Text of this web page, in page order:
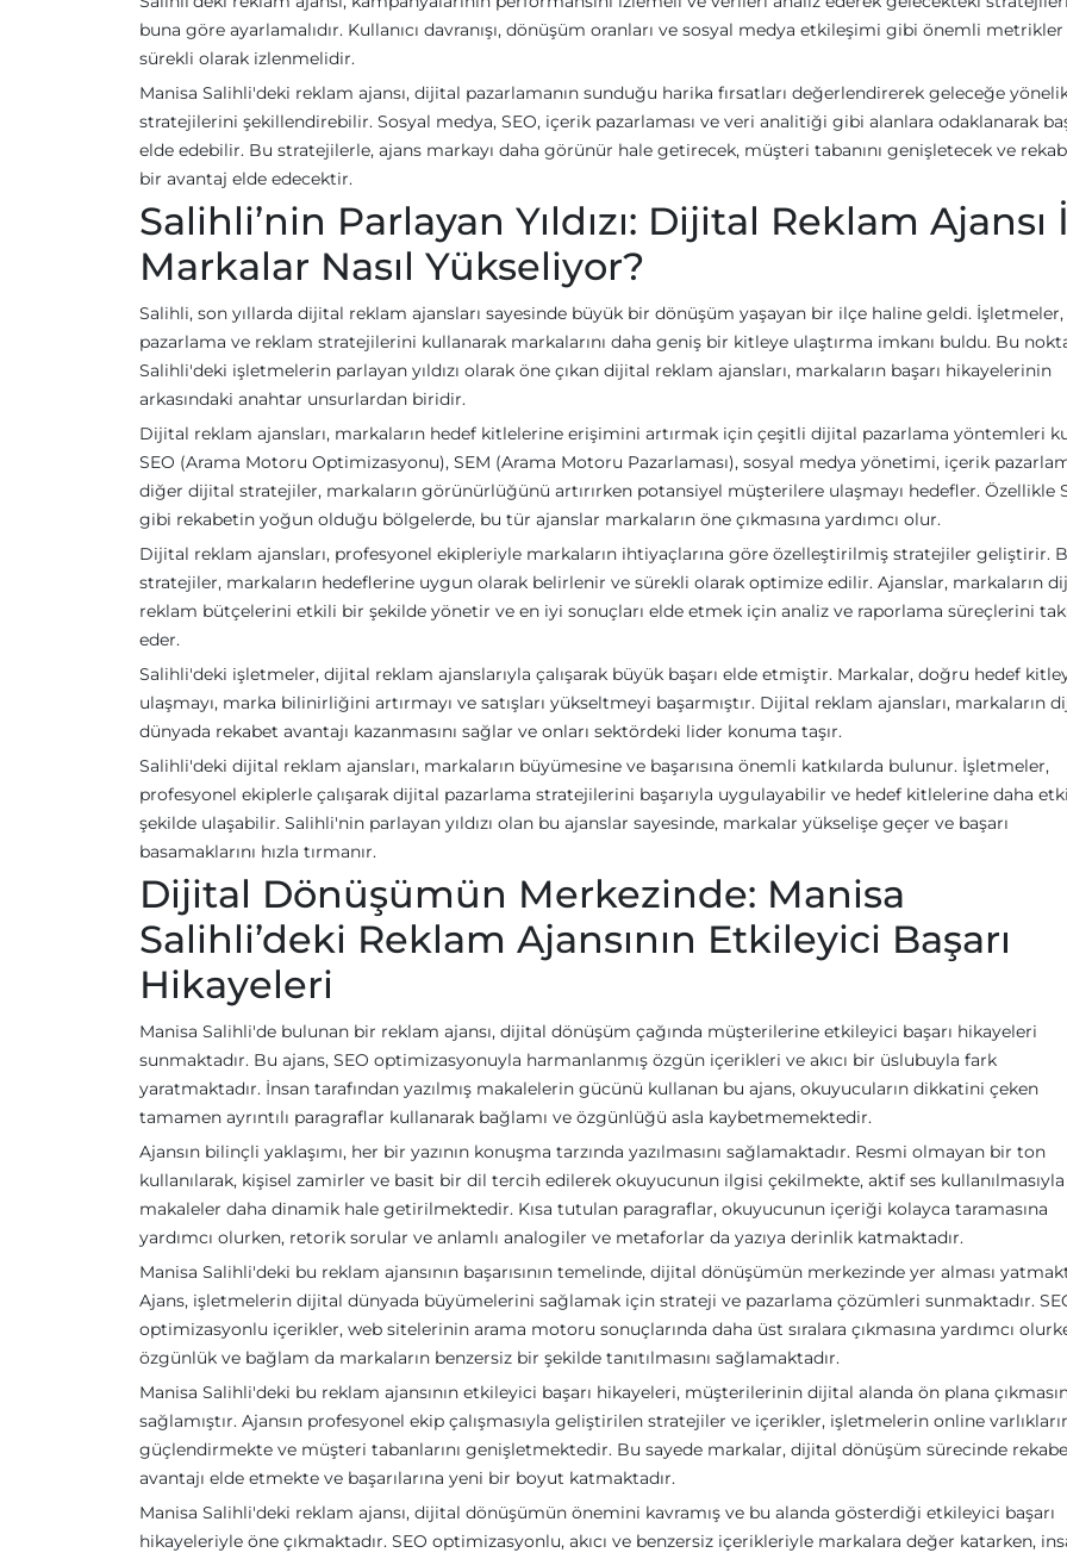
buna göre ayarlamalıdır. Kullanıcı davranışı, dönüşüm oranları ve sosyal medya etkileşimi gibi önemli metrikler
sürekli olarak izlenmelidir.
Manisa Salihli'deki reklam ajansı, dijital pazarlamanın sunduğu harika fırsatları değerlendirerek geleceğe
stratejilerini şekillendirebilir. Sosyal medya, SEO, içerik pazarlaması ve veri analitiği gibi alanlara odaklanarak
elde edebilir. Bu stratejilerle, ajans markayı daha görünür hale getirecek, müşteri tabanını genişletecek ve
bir avantaj elde edecektir.
Salihli’nin Parlayan Yıldızı: Dijital Reklam Ajansı
Markalar Nasıl Yükseliyor?
Salihli, son yıllarda dijital reklam ajansları sayesinde büyük bir dönüşüm yaşayan bir ilçe haline geldi.
pazarlama ve reklam stratejilerini kullanarak markalarını daha geniş bir kitleye ulaştırma imkanı buldu. Bu
Salihli'deki işletmelerin parlayan yıldızı olarak öne çıkan dijital reklam ajansları, markaların başarı hikayelerinin
arkasındaki anahtar unsurlardan biridir.
Dijital reklam ajansları, markaların hedef kitlelerine erişimini artırmak için çeşitli dijital pazarlama yöntemleri
SEO (Arama Motoru Optimizasyonu), SEM (Arama Motoru Pazarlaması), sosyal medya yönetimi, içerik
diğer dijital stratejiler, markaların görünürlüğünü artırırken potansiyel müşterilere ulaşmayı hedefler. Özellikle
gibi rekabetin yoğun olduğu bölgelerde, bu tür ajanslar markaların öne çıkmasına yardımcı olur.
Dijital reklam ajansları, profesyonel ekipleriyle markaların ihtiyaçlarına göre özelleştirilmiş stratejiler geliştirir.
stratejiler, markaların hedeflerine uygun olarak belirlenir ve sürekli olarak optimize edilir. Ajanslar, markaların
reklam bütçelerini etkili bir şekilde yönetir ve en iyi sonuçları elde etmek için analiz ve raporlama süreçlerini
eder.
Salihli'deki işletmeler, dijital reklam ajanslarıyla çalışarak büyük başarı elde etmiştir. Markalar, doğru hedef
ulaşmayı, marka bilinirliğini artırmayı ve satışları yükseltmeyi başarmıştır. Dijital reklam ajansları, markaların
dünyada rekabet avantajı kazanmasını sağlar ve onları sektördeki lider konuma taşır.
Salihli'deki dijital reklam ajansları, markaların büyümesine ve başarısına önemli katkılarda bulunur. İşletmeler,
profesyonel ekiplerle çalışarak dijital pazarlama stratejilerini başarıyla uygulayabilir ve hedef kitlelerine daha
şekilde ulaşabilir. Salihli'nin parlayan yıldızı olan bu ajanslar sayesinde, markalar yükselişe geçer ve başarı
basamaklarını hızla tırmanır.
Dijital Dönüşümün Merkezinde: Manisa
Salihli’deki Reklam Ajansının Etkileyici Başarı
Hikayeleri
Manisa Salihli'de bulunan bir reklam ajansı, dijital dönüşüm çağında müşterilerine etkileyici başarı hikayeleri
sunmaktadır. Bu ajans, SEO optimizasyonuyla harmanlanmış özgün içerikleri ve akıcı bir üslubuyla fark
yaratmaktadır. İnsan tarafından yazılmış makalelerin gücünü kullanan bu ajans, okuyucuların dikkatini çeken
tamamen ayrıntılı paragraflar kullanarak bağlamı ve özgünlüğü asla kaybetmemektedir.
Ajansın bilinçli yaklaşımı, her bir yazının konuşma tarzında yazılmasını sağlamaktadır. Resmi olmayan bir ton
kullanılarak, kişisel zamirler ve basit bir dil tercih edilerek okuyucunun ilgisi çekilmekte, aktif ses kullanılmasıyla
makaleler daha dinamik hale getirilmektedir. Kısa tutulan paragraflar, okuyucunun içeriği kolayca taramasına
yardımcı olurken, retorik sorular ve anlamlı analogiler ve metaforlar da yazıya derinlik katmaktadır.
Manisa Salihli'deki bu reklam ajansının başarısının temelinde, dijital dönüşümün merkezinde yer alması
Ajans, işletmelerin dijital dünyada büyümelerini sağlamak için strateji ve pazarlama çözümleri sunmaktadır.
optimizasyonlu içerikler, web sitelerinin arama motoru sonuçlarında daha üst sıralara çıkmasına yardımcı
özgünlük ve bağlam da markaların benzersiz bir şekilde tanıtılmasını sağlamaktadır.
Manisa Salihli'deki bu reklam ajansının etkileyici başarı hikayeleri, müşterilerinin dijital alanda ön plana
sağlamıştır. Ajansın profesyonel ekip çalışmasıyla geliştirilen stratejiler ve içerikler, işletmelerin online
güçlendirmekte ve müşteri tabanlarını genişletmektedir. Bu sayede markalar, dijital dönüşüm sürecinde
avantajı elde etmekte ve başarılarına yeni bir boyut katmaktadır.
Manisa Salihli'deki reklam ajansı, dijital dönüşümün önemini kavramış ve bu alanda gösterdiği etkileyici başarı
hikayeleriyle öne çıkmaktadır. SEO optimizasyonlu, akıcı ve benzersiz içerikleriyle markalara değer katarken,